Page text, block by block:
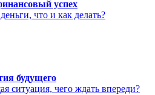
успех
что и как делать?
будущего
ситуация, чего ждать впереди?